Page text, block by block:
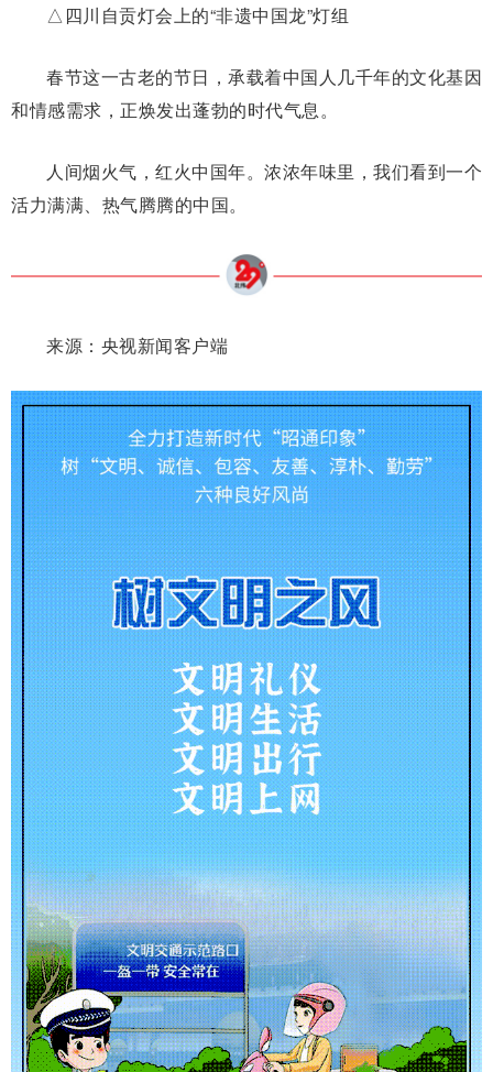
△四川自贡灯会上的“非遗中国龙”灯组
春节这一古老的节日，承载着中国人几千年的文化基因
和情感需求，正焕发出蓬勃的时代气息。
人间烟火气，红火中国年。浓浓年味里，我们看到一个
活力满满、热气腾腾的中国。
来源：央视新闻客户端